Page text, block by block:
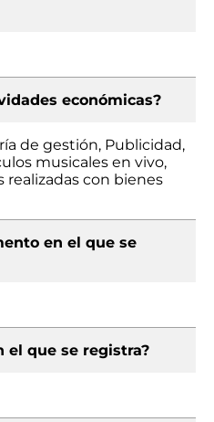
económicas?
de gestión, Publicidad,
musicales en vivo,
con bienes
en el que se
el que se registra?